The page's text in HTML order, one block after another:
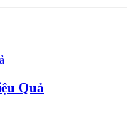
Quả